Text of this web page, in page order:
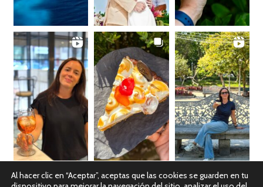
Al hacer clic en “Aceptar”, aceptas que las cookies se guarden en tu